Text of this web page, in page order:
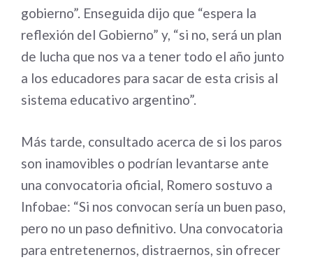
gobierno”. Enseguida dijo que “espera la
reflexión del Gobierno” y, “si no, será un plan
de lucha que nos va a tener todo el año junto
a los educadores para sacar de esta crisis al
sistema educativo argentino”.
Más tarde, consultado acerca de si los paros
son inamovibles o podrían levantarse ante
una convocatoria oficial, Romero sostuvo a
Infobae: “Si nos convocan sería un buen paso,
pero no un paso definitivo. Una convocatoria
para entretenernos, distraernos, sin ofrecer